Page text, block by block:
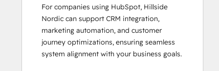
For companies using HubSpot, Hillside
Nordic can support CRM integration,
marketing automation, and customer
journey optimizations, ensuring seamless
system alignment with your business goals.